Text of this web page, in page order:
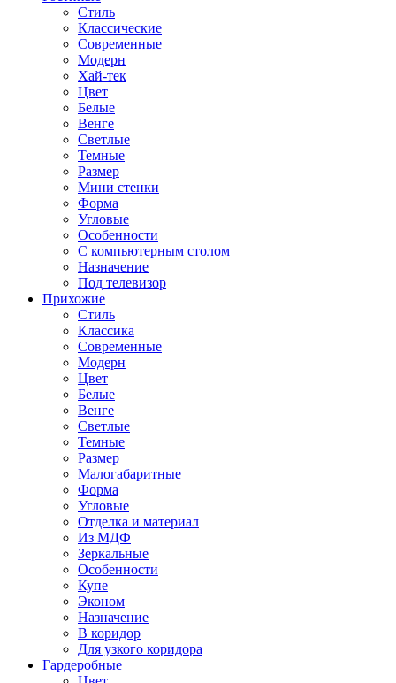
Стиль
Классические
Современные
Модерн
Хай-тек
Цвет
Белые
Венге
Светлые
Темные
Размер
Мини стенки
Форма
Угловые
Особенности
С компьютерным столом
Назначение
Под телевизор
Прихожие
Стиль
Классика
Современные
Модерн
Цвет
Белые
Венге
Светлые
Темные
Размер
Малогабаритные
Форма
Угловые
Отделка и материал
Из МДФ
Зеркальные
Особенности
Купе
Эконом
Назначение
В коридор
Для узкого коридора
Гардеробные